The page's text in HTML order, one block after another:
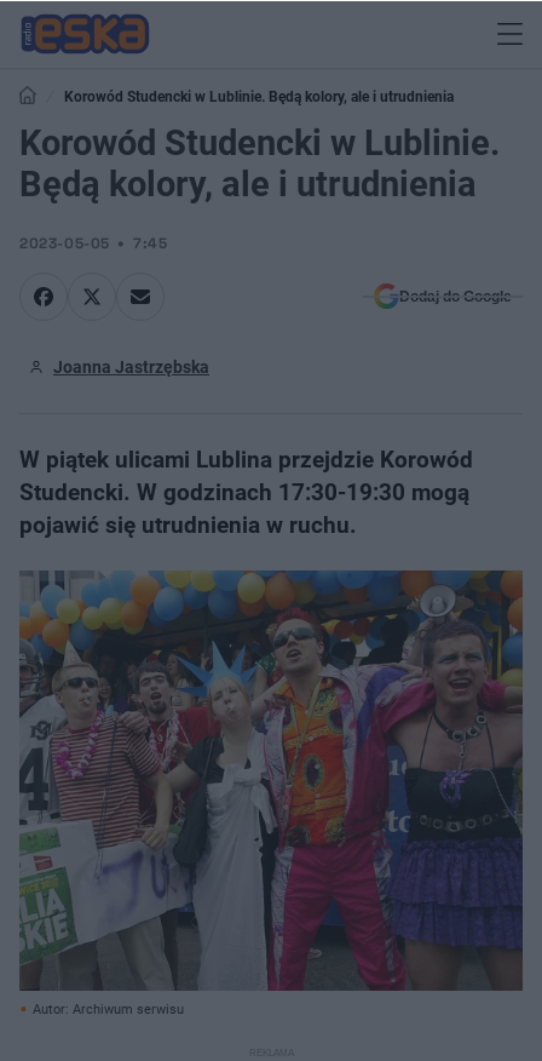
Korowód Studencki w Lublinie. Będą kolory, ale i utrudnienia
Korowód Studencki w Lublinie.
Będą kolory, ale i utrudnienia
2023-05-05 7:45
Dodaj do Google
Joanna Jastrzębska
W piątek ulicami Lublina przejdzie Korowód
Studencki. W godzinach 17:30-19:30 mogą
pojawić się utrudnienia w ruchu.
Autor: Archiwum serwisu